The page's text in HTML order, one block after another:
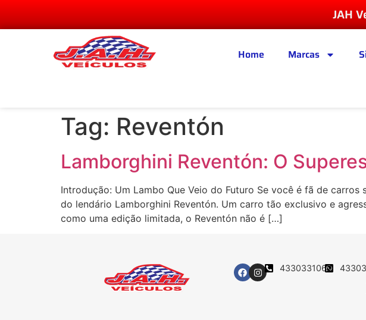
JAH
Home Marcas
Tag: Reventón
Lamborghini Reventón: O
Introdução: Um Lambo Que Veio do Futuro Se você é fã de
do lendário Lamborghini Reventón. Um carro tão exclusivo e
como uma edição limitada, o Reventón não é […]
4330331062